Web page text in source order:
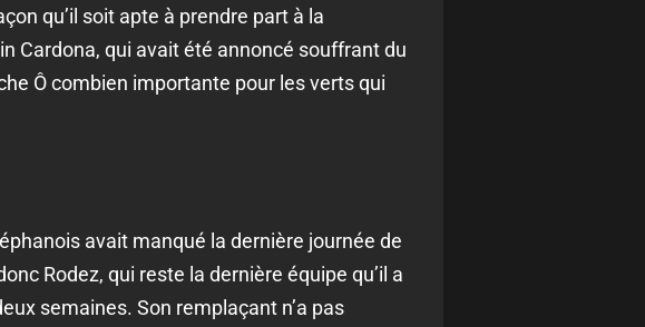
qu’il soit apte à prendre part à la
Cardona, qui avait été annoncé souffrant du
Ô combien importante pour les verts qui
avait manqué la dernière journée de
Rodez, qui reste la dernière équipe qu’il a
semaines. Son remplaçant n’a pas